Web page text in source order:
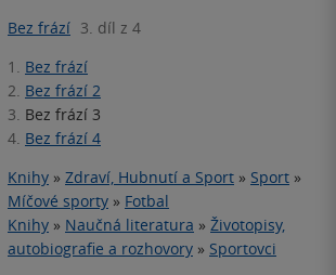
Bez frází 3. díl z 4
1.
Bez frází
2. Bez frází 2
3. Bez frází 3
4. Bez frází 4
Knihy » Zdraví, Hubnutí a Sport » Sport »
Míčové sporty » Fotbal
Knihy » Naučná literatura » Životopisy,
autobiografie a rozhovory » Sportovci